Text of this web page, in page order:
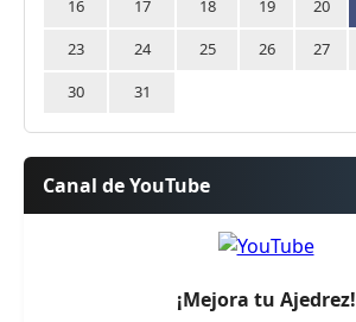
16
17 18 19 20
23
24 25 26 27
30
31
Canal de YouTube
¡Mejora tu Ajedrez!